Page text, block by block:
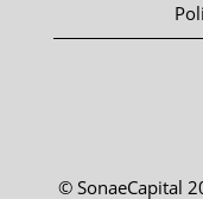
© SonaeCapital